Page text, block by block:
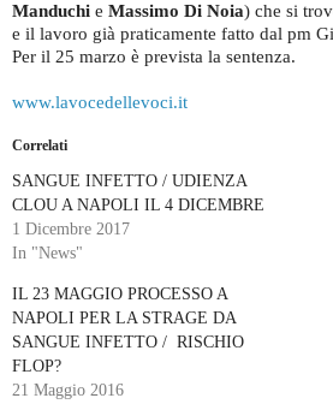
Manduchi e Massimo Di Noia) che si
e il lavoro già praticamente fatto dal pm
Per il 25 marzo è prevista la sentenza.
www.lavocedellevoci.it
Correlati
SANGUE INFETTO / UDIENZA
CLOU A NAPOLI IL 4 DICEMBRE
1 Dicembre 2017
In "News"
IL 23 MAGGIO PROCESSO A
NAPOLI PER LA STRAGE DA
SANGUE INFETTO / RISCHIO
FLOP?
21 Maggio 2016